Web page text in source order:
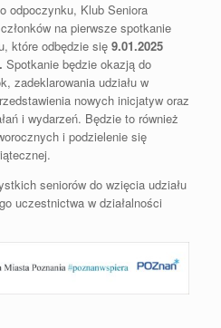
odpoczynku, Klub Seniora
na pierwsze spotkanie
które odbędzie się 9.01.2025
Spotkanie będzie okazją do
zadeklarowania udziału w
nowych inicjatyw oraz
i wydarzeń. Będzie to również
i podzielenie się
seniorów do wzięcia udziału
uczestnictwa w działalności